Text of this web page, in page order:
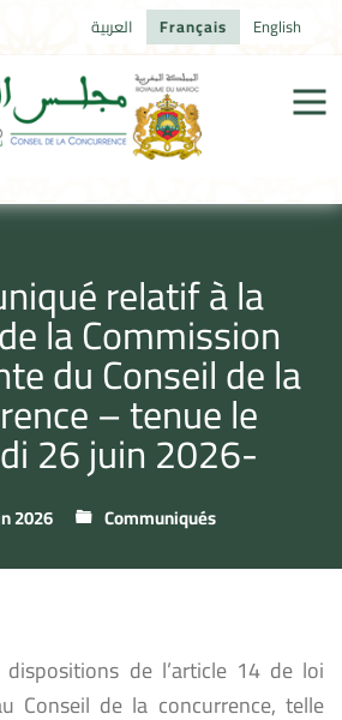
العربية Français English
relatif à la
la Commission
du Conseil de la
– tenue le
26 juin 2026-
2026 Communiqués
de l’article 14 de loi
Conseil de la concurrence, telle